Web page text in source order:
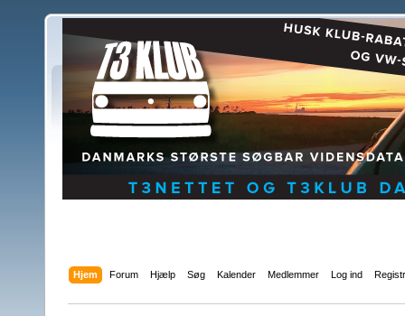
Hjem Forum Hjælp Søg Kalender Medlemmer Log ind